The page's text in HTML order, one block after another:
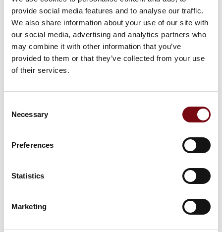
provide social media features and to analyse our traffic.
We also share information about your use of our site with
our social media, advertising and analytics partners who
may combine it with other information that you’ve
provided to them or that they’ve collected from your use
of their services.
Selection
Necessary
Preferences
Statistics
Marketing
elektronik